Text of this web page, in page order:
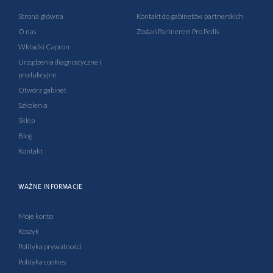
o
k
-
f
i
n
Strona główna
O nas
Wkładki Capron
Urządzenia diagnostyczne i
produkcyjne
Otwórz gabinet
Szkolenia
Sklep
Blog
Kontakt
Kontakt do gabinetów partnerskich
Zostań Partnerem Pro Pedis
WAŻNE INFORMACJE
Moje konto
Koszyk
Polityka prywatności
Polityka cookies